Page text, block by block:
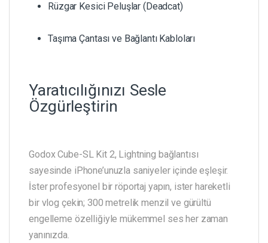
Rüzgar Kesici Peluşlar (Deadcat)
Taşıma Çantası ve Bağlantı Kabloları
Yaratıcılığınızı Sesle
Özgürleştirin
Godox Cube-SL Kit 2, Lightning bağlantısı
sayesinde iPhone’unuzla saniyeler içinde eşleşir.
İster profesyonel bir röportaj yapın, ister hareketli
bir vlog çekin; 300 metrelik menzil ve gürültü
engelleme özelliğiyle mükemmel ses her zaman
yanınızda.